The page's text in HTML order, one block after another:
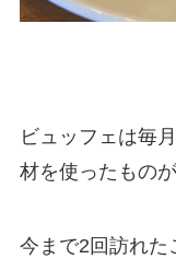
ビュッフェは毎
材を使ったもの
今まで2回訪れた